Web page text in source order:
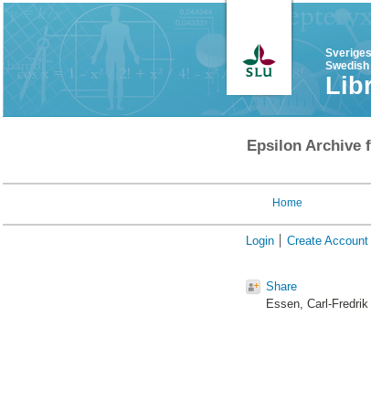
Epsilon Archive
Home
Login Create Account
Share
Essen, Carl-Fredrik